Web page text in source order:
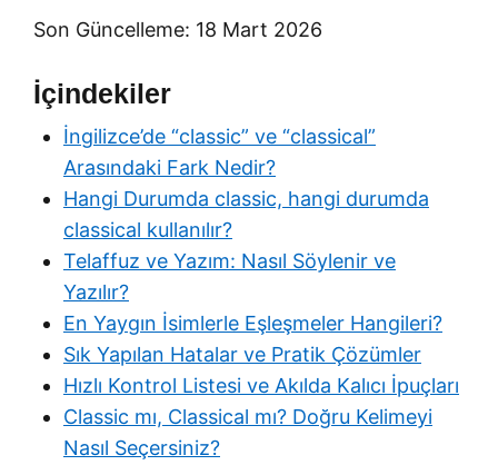
Son Güncelleme: 18 Mart 2026
İçindekiler
İngilizce’de “classic” ve “classical”
Arasındaki Fark Nedir?
Hangi Durumda classic, hangi durumda
classical kullanılır?
Telaffuz ve Yazım: Nasıl Söylenir ve
Yazılır?
En Yaygın İsimlerle Eşleşmeler Hangileri?
Sık Yapılan Hatalar ve Pratik Çözümler
Hızlı Kontrol Listesi ve Akılda Kalıcı İpuçları
Classic mı, Classical mı? Doğru Kelimeyi
Nasıl Seçersiniz?